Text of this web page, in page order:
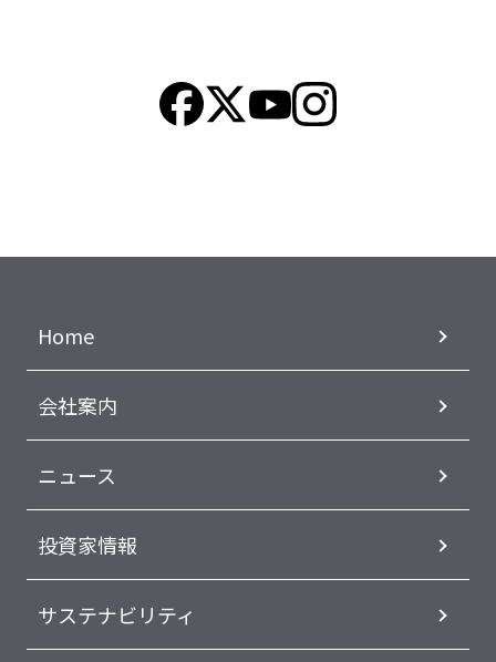
Home
会社案内
ニュース
投資家情報
サステナビリティ